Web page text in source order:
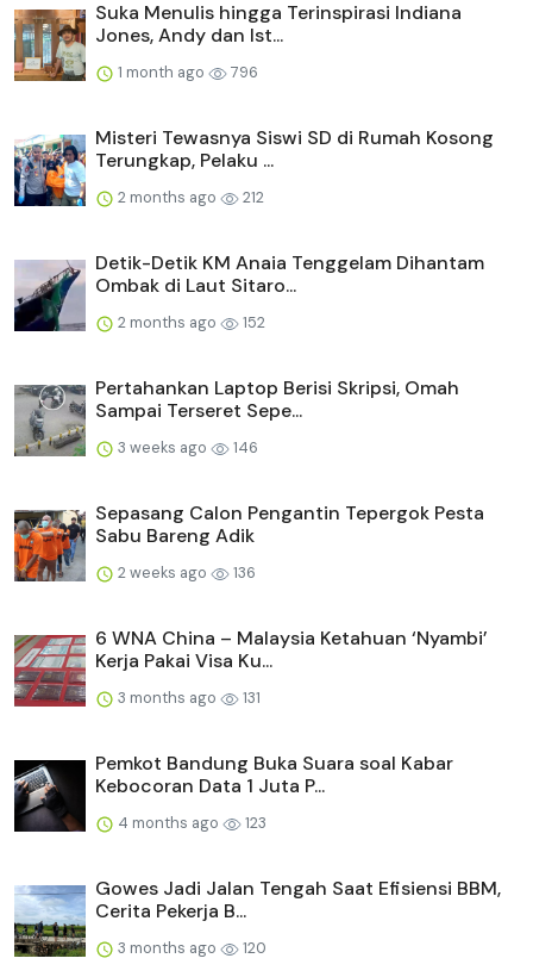
Suka Menulis hingga Terinspirasi Indiana
Jones, Andy dan Ist...
1 month ago 796
Misteri Tewasnya Siswi SD di Rumah Kosong
Terungkap, Pelaku ...
2 months ago 212
Detik-Detik KM Anaia Tenggelam Dihantam
Ombak di Laut Sitaro...
2 months ago 152
Pertahankan Laptop Berisi Skripsi, Omah
Sampai Terseret Sepe...
3 weeks ago 146
Sepasang Calon Pengantin Tepergok Pesta
Sabu Bareng Adik
2 weeks ago 136
6 WNA China – Malaysia Ketahuan ‘Nyambi’
Kerja Pakai Visa Ku...
3 months ago 131
Pemkot Bandung Buka Suara soal Kabar
Kebocoran Data 1 Juta P...
4 months ago 123
Gowes Jadi Jalan Tengah Saat Efisiensi BBM,
Cerita Pekerja B...
3 months ago 120